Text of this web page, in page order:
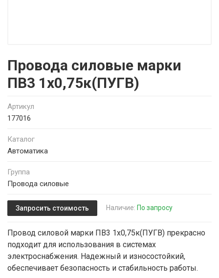
Провода силовые марки
ПВ3 1х0,75к(ПУГВ)
Артикул
177016
Каталог
Автоматика
Группа
Провода силовые
Запросить стоимость Наличие: По запросу
Провод силовой марки ПВ3 1х0,75к(ПУГВ) прекрасно
подходит для использования в системах
электроснабжения. Надежный и износостойкий,
обеспечивает безопасность и стабильность работы.